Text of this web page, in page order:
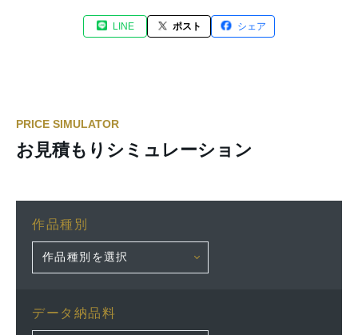
LINE ポスト シェア
PRICE SIMULATOR
お見積もりシミュレーション
作品種別
データ納品料